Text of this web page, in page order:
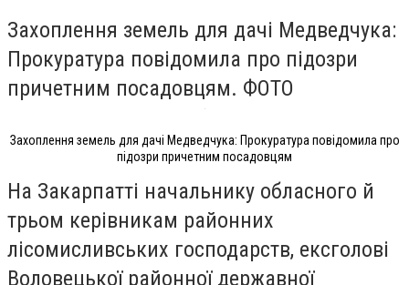
Захоплення земель для дачі Медведчука:
Прокуратура повідомила про підозри
причетним посадовцям. ФОТО
Захоплення земель для дачі Медведчука: Прокуратура повідомила про
підозри причетним посадовцям
На Закарпатті начальнику обласного й
трьом керівникам районних
лісомисливських господарств, ексголові
Воловецької районної державної